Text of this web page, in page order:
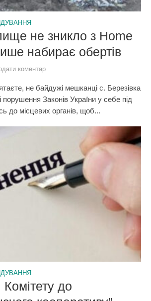
не зникло з Home
набирає обертів
коментар
не байдужі мешканці с. Березівка
Законів України у себе під
до місцевих органів, щоб...
до